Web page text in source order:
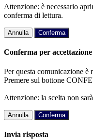
Attenzione: è necessario
conferma di lettura.
Annulla Conferma
Conferma per accettazione
Per questa comunicazione è
Premere sul bottone
Attenzione: la scelta non
Annulla Conferma
Invia risposta